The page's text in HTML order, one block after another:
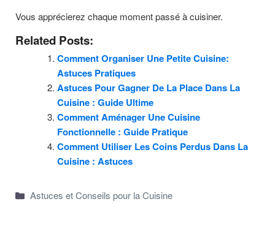
Vous apprécierez chaque moment passé à cuisiner.
Related Posts:
Comment Organiser Une Petite Cuisine:
Astuces Pratiques
Astuces Pour Gagner De La Place Dans La
Cuisine : Guide Ultime
Comment Aménager Une Cuisine
Fonctionnelle : Guide Pratique
Comment Utiliser Les Coins Perdus Dans La
Cuisine : Astuces
Categories
Astuces et Conseils pour la Cuisine